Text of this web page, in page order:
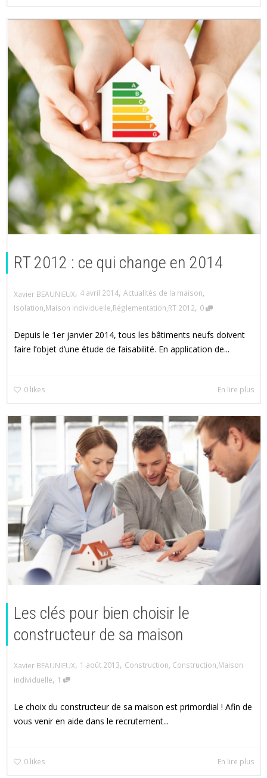
RT 2012 : ce qui change en 2014
Xavier BEAUNIEUX, 4 avril 2014, Actualités de la maison,
Isolation,Maison individuelle,Réglementation,RT 2012, 0
Depuis le 1er janvier 2014, tous les bâtiments neufs doivent
faire l’objet d’une étude de faisabilité. En application de...
0 likes En lire plus
Les clés pour bien choisir le
constructeur de sa maison
Xavier BEAUNIEUX, 1 août 2013, Construction Construction Maison
individuelle, 1
Le choix du constructeur de sa maison est primordial ! Afin de
vous venir en aide dans le recrutement...
0 likes En lire plus